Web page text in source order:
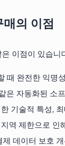
의 이점
이점이 있습니
때 완전한 익명성
은 자동화된 소
기술적 특성,
역 제한으로 인
제 데이터 보호 개